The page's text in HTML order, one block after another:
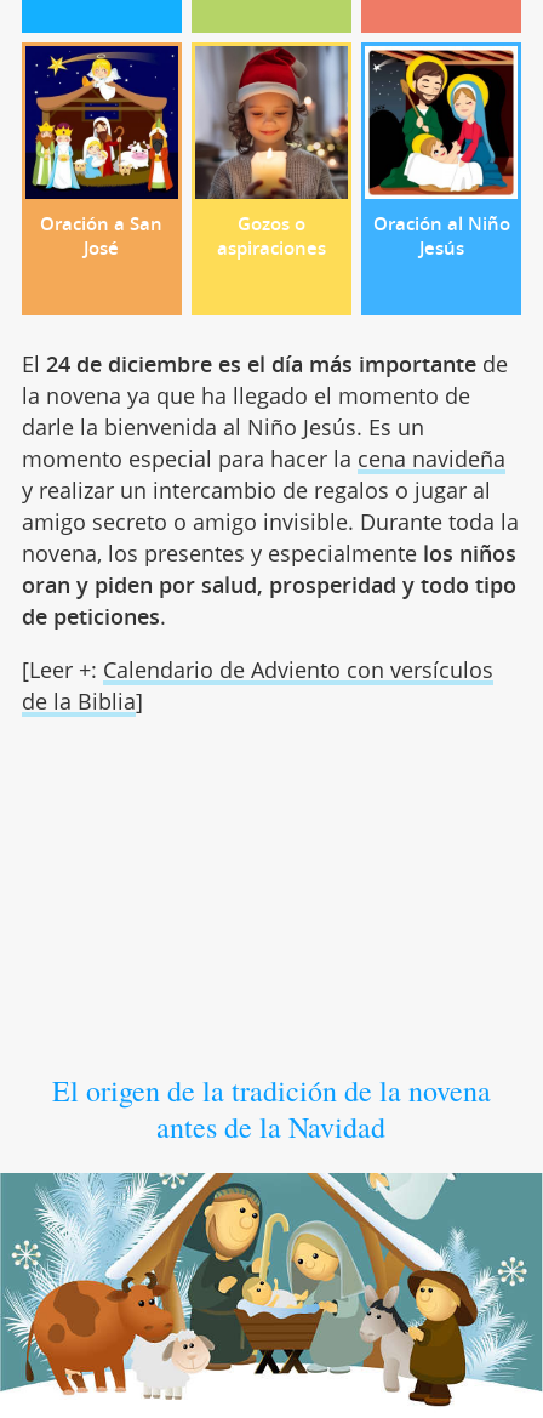
Oración a San
José
Gozos o
aspiraciones
Oración al Niño
Jesús
El 24 de diciembre es el día más importantede
la novena ya que ha llegado el momento de
darle la bienvenida al Niño Jesús. Es un
momento especial para hacer la cena navideña
y realizar un intercambio de regalos o jugar al
amigo secreto o amigo invisible. Durante toda la
novena, los presentes y especialmente los niños
oran y piden por salud, prosperidad y todo tipo
de peticiones.
[Leer +: Calendario de Adviento con versículos
de la Biblia]
El origen de la tradición de la novena
antes de la Navidad